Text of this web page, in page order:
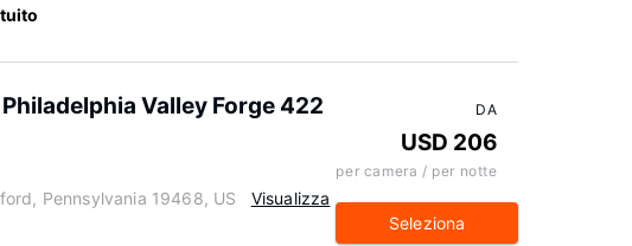
Valley Forge 422
Pennsylvania 19468, US
Visualizza
DA
USD 206
per camera / per notte
Seleziona